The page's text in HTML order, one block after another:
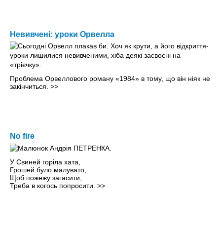
Невивчені: уроки Орвелла
Проблема Орвеллового роману «1984» в тому, що він ніяк не
закінчиться. >>
No fire
У Свиней горіла хата,
Грошей було малувато,
Щоб пожежу загасити,
Треба в когось попросити. >>